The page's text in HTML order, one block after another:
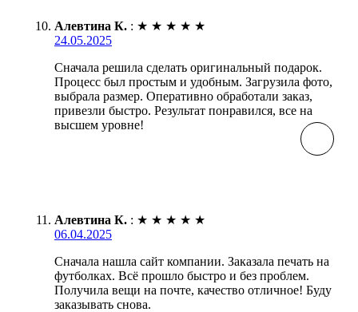
Алевтина К. : ★ ★ ★ ★ ★
24.05.2025
Сначала решила сделать оригинальный подарок.
Процесс был простым и удобным. Загрузила фото,
выбрала размер. Оперативно обработали заказ,
привезли быстро. Результат понравился, все на
высшем уровне!
Алевтина К. : ★ ★ ★ ★ ★
06.04.2025
Сначала нашла сайт компании. Заказала печать на
футболках. Всё прошло быстро и без проблем.
Получила вещи на почте, качество отличное! Буду
заказывать снова.